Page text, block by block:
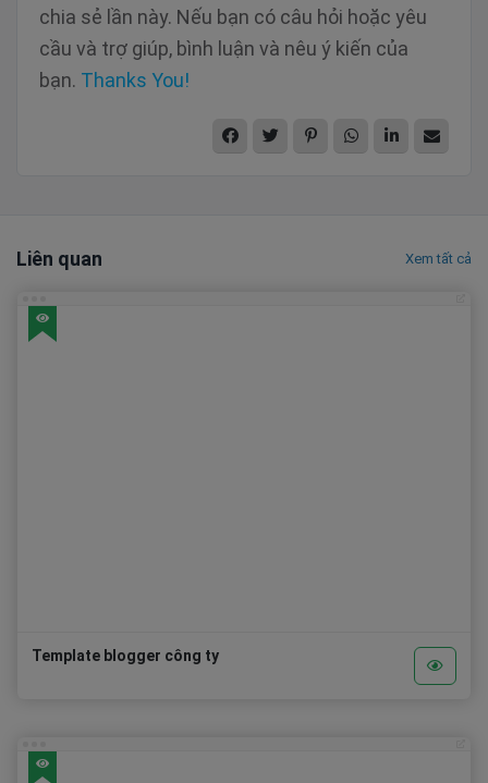
chia sẻ lần này. Nếu bạn có câu hỏi hoặc yêu
cầu và trợ giúp, bình luận và nêu ý kiến của
bạn. Thanks You!
Liên quan Xem tất cả
Template blogger công ty